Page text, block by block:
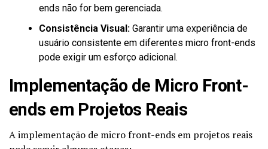
ends não for bem gerenciada.
Consistência Visual: Garantir uma experiência de
usuário consistente em diferentes micro front-ends
pode exigir um esforço adicional.
Implementação de Micro Front-
ends em Projetos Reais
A implementação de micro front-ends em projetos reais